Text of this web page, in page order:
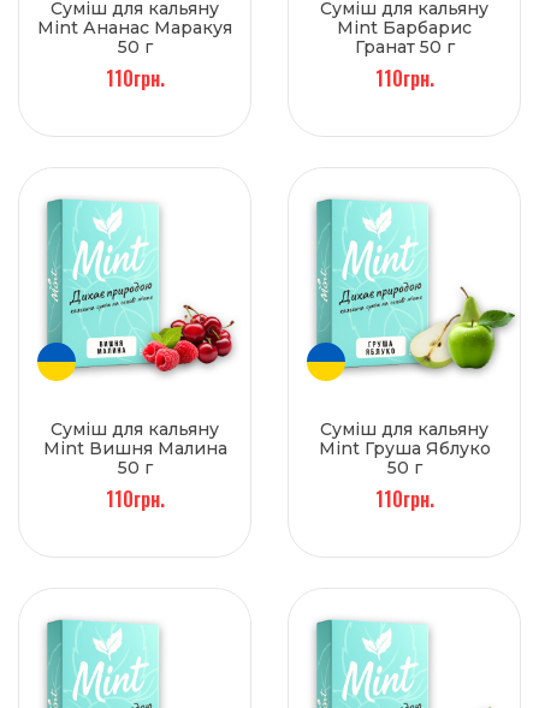
Суміш для кальяну
Mint Ананас Маракуя
50 г
110грн.
Суміш для кальяну
Mint Барбарис
Гранат 50 г
110грн.
Суміш для кальяну
Mint Вишня Малина
50 г
110грн.
Суміш для кальяну
Mint Груша Яблуко
50 г
110грн.